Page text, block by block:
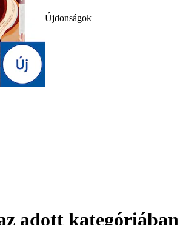
Újdonságok
adott kategóriában